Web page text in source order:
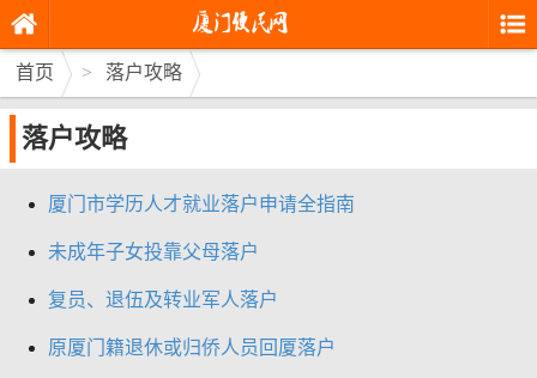
首页 > 落户攻略
落户攻略
厦门市学历人才就业落户申请全指南
未成年子女投靠父母落户
复员、退伍及转业军人落户
原厦门籍退休或归侨人员回厦落户